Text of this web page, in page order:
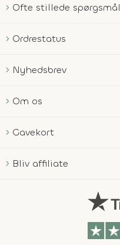
Ofte stillede spørgsmål
Ordrestatus
Nyhedsbrev
Om os
Gavekort
Bliv affiliate